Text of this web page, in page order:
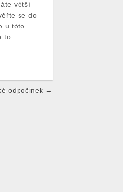
větší
se do
u této
to.
odpočinek →